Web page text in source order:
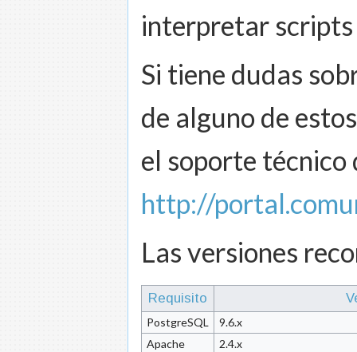
interpretar scripts
Si tiene dudas
de alguno de
el soporte técnico
http://
Las versiones
Requisito
PostgreSQL
9.6.x
Apache
2.4.x